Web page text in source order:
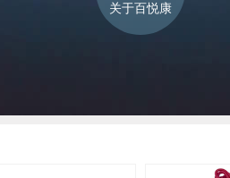
关于百悦康